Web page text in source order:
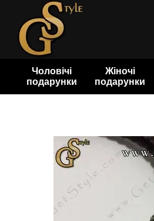
Перейти до основного контенту
Чоловічі
подарунки
Жіночі
подарунки